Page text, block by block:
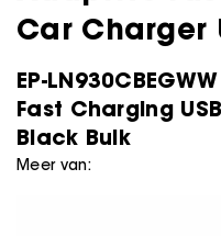
Car Charger
EP-
Fast Charging
Black Bulk
Meer van: